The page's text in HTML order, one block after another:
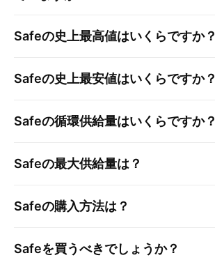
Safeの史上最高値はいくらですか？
Safeの史上最安値はいくらですか？
Safeの循環供給量はいくらですか？
Safeの最大供給量は？
Safeの購入方法は？
Safeを買うべきでしょうか？